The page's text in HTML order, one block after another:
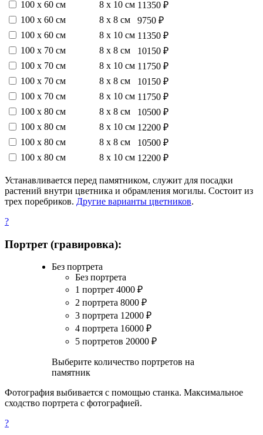
100 х 60 см
8 х 10 см 11350 ₽
100 х 60 см
8 х 8 см
9750 ₽
100 х 60 см
8 х 10 см 11350 ₽
100 х 70 см
8 х 8 см
10150 ₽
100 х 70 см
8 х 10 см 11750 ₽
100 х 70 см
8 х 8 см
10150 ₽
100 х 70 см
8 х 10 см 11750 ₽
100 х 80 см
8 х 8 см
10500 ₽
100 х 80 см
8 х 10 см 12200 ₽
100 х 80 см
8 х 8 см
10500 ₽
100 х 80 см
8 х 10 см 12200 ₽
Устанавливается перед памятником, служит для посадки
растений внутри цветника и обрамления могилы. Состоит из
трех поребриков. Другие варианты цветников.
?
Портрет (гравировка):
Без портрета
Без портрета
1 портрет 4000 ₽
2 портрета 8000 ₽
3 портрета 12000 ₽
4 портрета 16000 ₽
5 портретов 20000 ₽
Выберите количество портретов на
памятник
Фотография выбивается с помощью станка. Максимальное
сходство портрета с фотографией.
?